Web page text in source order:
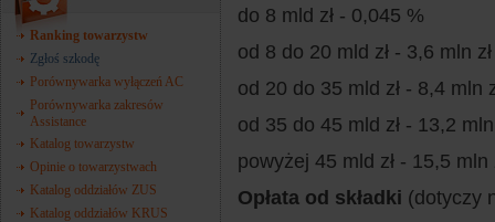
Ranking towarzystw
Zgłoś szkodę
Porównywarka wyłączeń AC
Porównywarka zakresów
Assistance
Katalog towarzystw
Opinie o towarzystwach
Katalog oddziałów ZUS
Katalog oddziałów KRUS
do 8 mld zł - 0,045 %
od 8 do 20 mld zł - 3,6 mln
od 20 do 35 mld zł - 8,4 mln
od 35 do 45 mld zł - 13,2
powyżej 45 mld zł - 15,5 mln
Opłata od składki (dotyczy